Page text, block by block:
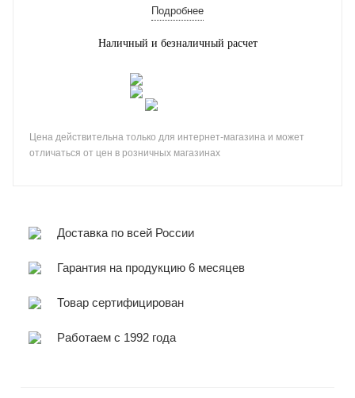
Подробнее
Наличный и безналичный расчет
Цена действительна только для интернет-магазина и может
отличаться от цен в розничных магазинах
Доставка по всей России
Гарантия на продукцию 6 месяцев
Товар сертифицирован
Работаем с 1992 года